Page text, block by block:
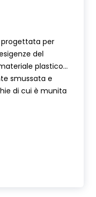
progettata per
del
plastico
smussata e
di cui è munita
Altre
di questa
banco di
per
leggerezza